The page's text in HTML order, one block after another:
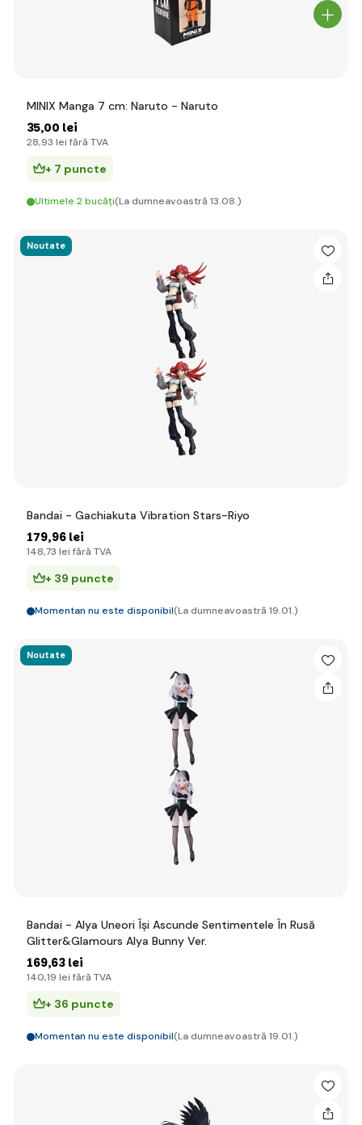
MINIX Manga 7 cm: Naruto - Naruto
35,00 lei
28,93 lei fără TVA
+ 7 puncte
Ultimele 2 bucăți(La dumneavoastră 13.08.)
Noutate
Bandai - Gachiakuta Vibration Stars-Riyo
179,96 lei
148,73 lei fără TVA
+ 39 puncte
Momentan nu este disponibil(La dumneavoastră 19.01.)
Noutate
Bandai - Alya Uneori Își Ascunde Sentimentele În Rusă
Glitter&Glamours Alya Bunny Ver.
169,63 lei
140,19 lei fără TVA
+ 36 puncte
Momentan nu este disponibil(La dumneavoastră 19.01.)